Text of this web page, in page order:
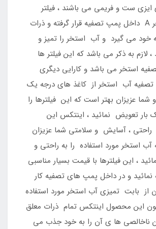
ایزی ست و فریمی می باشند ، فیلتر
تصفیه آب استخر A داخل پمپ تصفیه قرار گرفته و ذرات
خود می گیرد و آب استخر را تمیز و
لازم به ذکر می باشد که این فیلتر ها
استخر می باشد و کارایی دیگری
تصفیه آب استخر از کاغذ های درجه یک
شما عزیزان بهتر است که این فیلترها را
25 روز یک بار تعویض نمائید ، اینتکس این
، آسایش و سلامتی شما عزیزان
استخر مورد استفاده را به راحتی و
، این فیلترها با قیمت بسیار مناسبی
نمائید و در داخل پمپ های تصفیه کار
از بابت تمیزی آب استخر مورد استفاده
این محصول اینتکس تمام ذرات معلق
ناخالصی ها ی آن را به خود جذب می